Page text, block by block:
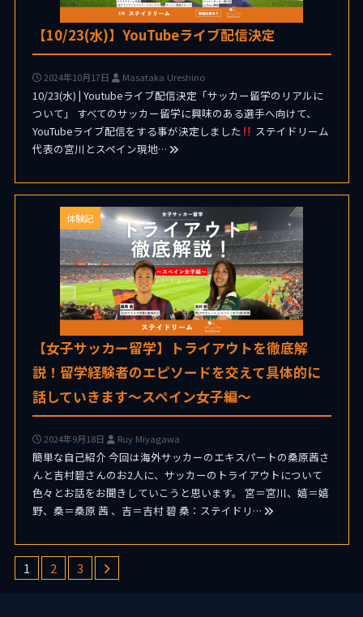
【10/23(水)】YouTubeライブ配信決定
2024年10月17日 Masataka Ureshino
10/23(水) | Youtubeライブ配信決定「サッカー留学のリアルに
ついて」 すべてのサッカー留学に興味のある選手へ向けて、
YouTubeライブ配信をする事が決定しました
ステイドリーム
代表の宮川とスペイン現地…
体験記
【女子サッカー留学】トライアウトを徹底解
説！留学経験者のエピソードを交えて具体的に
話していきます〜スペイン女子編〜
2024年9月18日 Ruy Miyagawa
簡単な自己紹介 今回は海外サッカーのエキスパートの桑原茜さ
んと吉村碧さんのお2人に、サッカーのトライアウトについて
色々とお話をお聞きしていこうと思います。 宮＝宮川、嬉＝嬉
野、桑＝桑原 茜 、吉＝吉村 碧 桑：ステイドリ…
1 2 3